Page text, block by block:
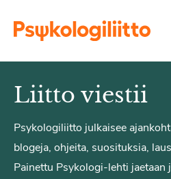
Liitto viestii
Psykologiliitto julkaisee
blogeja, ohjeita, suosituksia,
Painettu Psykologi-lehti jaetaan